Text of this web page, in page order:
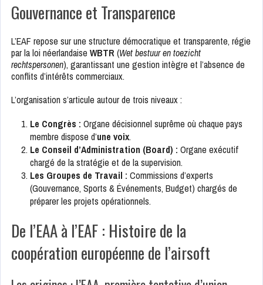
Gouvernance et Transparence
L’EAF repose sur une structure démocratique et transparente, régie
par la loi néerlandaise WBTR(Wet bestuur en toezicht
rechtspersonen), garantissant une gestion intègre et l’absence de
conflits d’intérêts commerciaux.
L’organisation s’articule autour de trois niveaux :
Le Congrès : Organe décisionnel suprême où chaque pays
membre dispose d’une voix.
Le Conseil d’Administration (Board) : Organe exécutif
chargé de la stratégie et de la supervision.
Les Groupes de Travail : Commissions d’experts
(Gouvernance, Sports & Événements, Budget) chargés de
préparer les projets opérationnels.
De l’EAA à l’EAF : Histoire de la
coopération européenne de l’airsoft